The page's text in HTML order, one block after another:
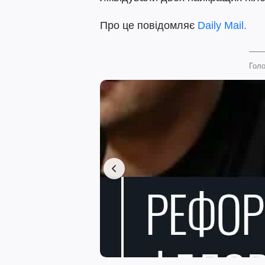
Про це повідомляє Daily Mail.